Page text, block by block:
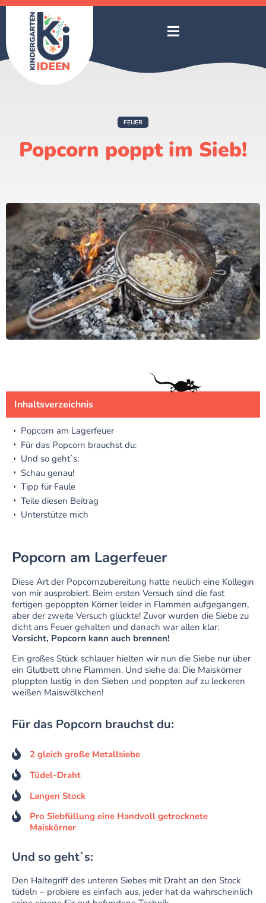
FEUER
Popcorn poppt im Sieb!
Inhaltsverzeichnis
Popcorn am Lagerfeuer
Für das Popcorn brauchst du:
Und so geht`s:
Schau genau!
Tipp für Faule
Teile diesen Beitrag
Unterstütze mich
Popcorn am Lagerfeuer
Diese Art der Popcornzubereitung hatte neulich eine Kollegin
von mir ausprobiert. Beim ersten Versuch sind die fast
fertigen gepoppten Körner leider in Flammen aufgegangen,
aber der zweite Versuch glückte! Zuvor wurden die Siebe zu
dicht ans Feuer gehalten und danach war allen klar:
Vorsicht, Popcorn kann auch brennen!
Ein großes Stück schlauer hielten wir nun die Siebe nur über
ein Glutbett ohne Flammen. Und siehe da: Die Maiskörner
pluppten lustig in den Sieben und poppten auf zu leckeren
weißen Maiswölkchen!
Für das Popcorn brauchst du:
2 gleich große Metallsiebe
Tüdel-Draht
Langen Stock
Pro Siebfüllung eine Handvoll getrocknete
Maiskörner
Und so geht`s:
Den Haltegriff des unteren Siebes mit Draht an den Stock
tüdeln – probiere es einfach aus, jeder hat da wahrscheinlich